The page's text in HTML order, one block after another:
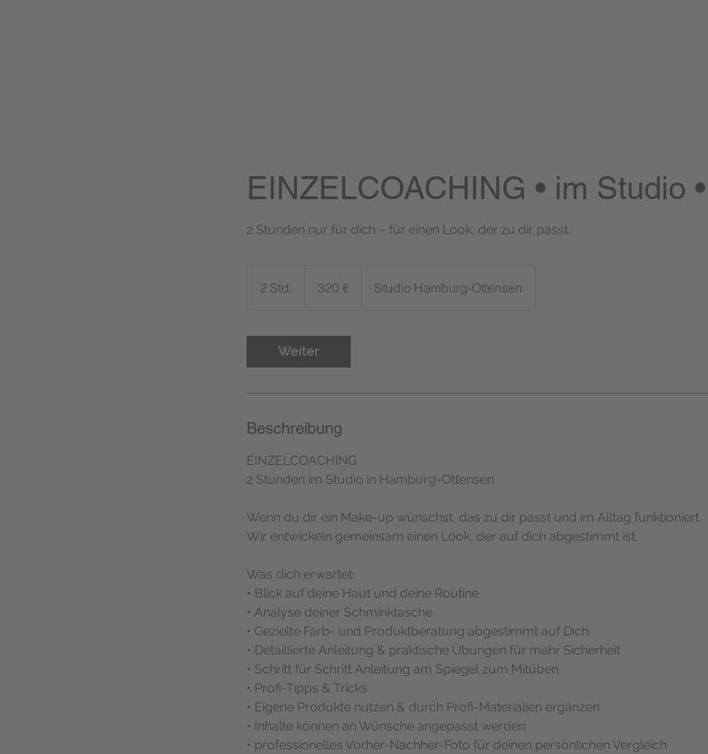
EINZELCOACHING • im Studio
2 Stunden nur für dich – für einen Look, der zu dir passt.
2 Std.
d
.
320 € Studio Hamburg-Ottensen
Weiter
Beschreibung
EINZELCOACHING
2 Stunden im Studio in Hamburg-Ottensen
Wenn du dir ein Make-up wünschst, das zu dir passt und im Alltag funktioniert.
Wir entwickeln gemeinsam einen Look, der auf dich abgestimmt ist.
Was dich erwartet:
• Blick auf deine Haut und deine Routine
• Analyse deiner Schminktasche
• Gezielte Farb- und Produktberatung abgestimmt auf Dich
• Detaillierte Anleitung & praktische Übungen für mehr Sicherheit
• Schritt für Schritt Anleitung am Spiegel zum Mitüben
• Profi-Tipps & Tricks
• Eigene Produkte nutzen & durch Profi-Materialien ergänzen
• Inhalte können an Wünsche angepasst werden
• professionelles Vorher-Nachher-Foto für deinen persönlichen Vergleich